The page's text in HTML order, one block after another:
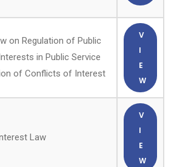
on Regulation of Public
in Public Service
of Conflicts of Interest
V
I
E
W
Law
V
I
E
W